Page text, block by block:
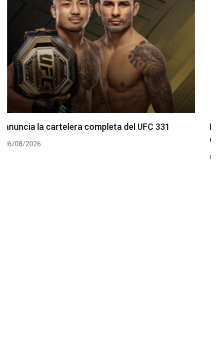
La hija de Frank Mir competirá en el Dana White’s
Contender Series